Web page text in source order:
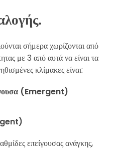
.
σήμερα χωρίζονται από
με 3 από αυτά να είναι τα
κλίμακες είναι:
(Emergent)
επείγουσας ανάγκης,